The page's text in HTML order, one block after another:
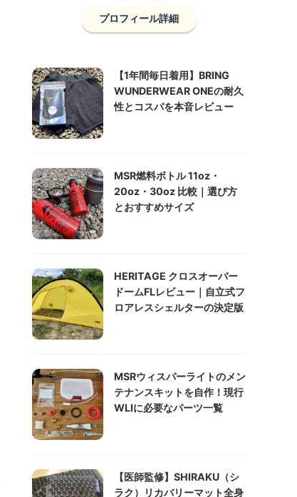
プロフィール詳細
【1年間毎日着用】BRING
WUNDERWEAR ONEの耐久
性とコスパを本音レビュー
MSR燃料ボトル 11oz・
20oz・30oz 比較｜選び方
とおすすめサイズ
HERITAGE クロスオーバー
ドームFLレビュー｜自立式フ
ロアレスシェルターの決定版
MSRウィスパーライトのメン
テナンスキットを自作！現行
WLIに必要なパーツ一覧
【医師監修】SHIRAKU（シ
ラク）リカバリーマット全身